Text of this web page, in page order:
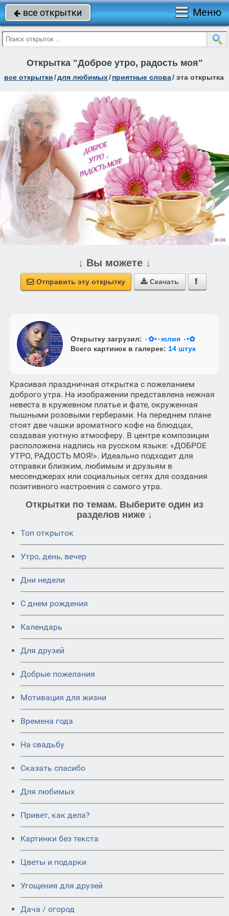
 все открытки Меню
Открытка "Доброе утро, радость моя"
все открытки/для любимых/приятные слова/ эта открытка
↓ Вы можете ↓
 Отправить эту открытку  Скачать 
Открытку загрузил:
٠•✿٠юлия ٠•✿
Всего картинок в галерее: 14 штук
Красивая праздничная открытка с пожеланием
доброго утра. На изображении представлена нежная
невеста в кружевном платье и фате, окруженная
пышными розовыми герберами. На переднем плане
стоят две чашки ароматного кофе на блюдцах,
создавая уютную атмосферу. В центре композиции
расположена надпись на русском языке: «ДОБРОЕ
УТРО, РАДОСТЬ МОЯ!». Идеально подходит для
отправки близким, любимым и друзьям в
мессенджерах или социальных сетях для создания
позитивного настроения с самого утра.
Открытки по темам. Выберите один из
разделов ниже ↓
Топ открыток
Утро, день, вечер
Дни недели
C днем рождения
Календарь
Для друзей
Добрые пожелания
Мотивация для жизни
Времена года
На свадьбу
Сказать спасибо
Для любимых
Привет, как дела?
Картинки без текста
Цветы и подарки
Угощения для друзей
Дача / огород